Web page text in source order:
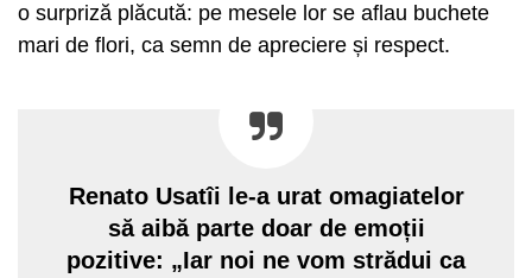
o surpriză plăcută: pe mesele lor se aflau buchete
mari de flori, ca semn de apreciere și respect.
Renato Usatîi le-a urat omagiatelor
să aibă parte doar de emoții
pozitive: „Iar noi ne vom strădui ca